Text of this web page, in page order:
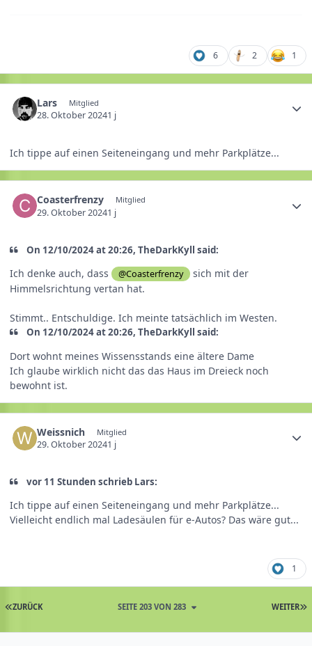
6 2 1
Lars Mitglied
28. Oktober 20241 j
Ich tippe auf einen Seiteneingang und mehr Parkplätze...
Coasterfrenzy Mitglied
29. Oktober 20241 j
On 12/10/2024 at 20:26, TheDarkKyll said:
Ich denke auch, dass @Coasterfrenzy
sich mit der
Himmelsrichtung vertan hat.
Stimmt.. Entschuldige. Ich meinte tatsächlich im Westen.
On 12/10/2024 at 20:26, TheDarkKyll said:
Dort wohnt meines Wissensstands eine ältere Dame
Ich glaube wirklich nicht das das Haus im Dreieck noch
bewohnt ist.
Weissnich Mitglied
29. Oktober 20241 j
vor 11 Stunden schrieb Lars:
Ich tippe auf einen Seiteneingang und mehr Parkplätze...
Vielleicht endlich mal Ladesäulen für e-Autos? Das wäre gut...
1
ZURÜCK WEITER
SEITE 203 VON 283